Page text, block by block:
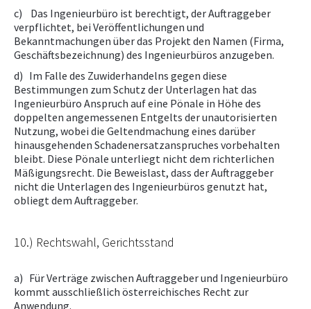
c) Das Ingenieurbüro ist berechtigt, der Auftraggeber
verpflichtet, bei Veröffentlichungen und
Bekanntmachungen über das Projekt den Namen (Firma,
Geschäftsbezeichnung) des Ingenieurbüros anzugeben.
d) Im Falle des Zuwiderhandelns gegen diese
Bestimmungen zum Schutz der Unterlagen hat das
Ingenieurbüro Anspruch auf eine Pönale in Höhe des
doppelten angemessenen Entgelts der unautorisierten
Nutzung, wobei die Geltendmachung eines darüber
hinausgehenden Schadenersatzanspruches vorbehalten
bleibt. Diese Pönale unterliegt nicht dem richterlichen
Mäßigungsrecht. Die Beweislast, dass der Auftraggeber
nicht die Unterlagen des Ingenieurbüros genutzt hat,
obliegt dem Auftraggeber.
10.) Rechtswahl, Gerichtsstand
a) Für Verträge zwischen Auftraggeber und Ingenieurbüro
kommt ausschließlich österreichisches Recht zur
Anwendung.